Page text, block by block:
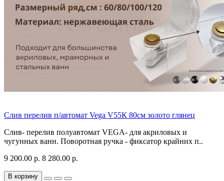
Слив перелив п/автомат Vega V55К 80см золото глянец
Слив- перелив полуавтомат VEGA- для акриловых и
чугунных ванн. Поворотная ручка - фиксатор крайних п..
9 200.00 р. 8 280.00 р.
В корзину